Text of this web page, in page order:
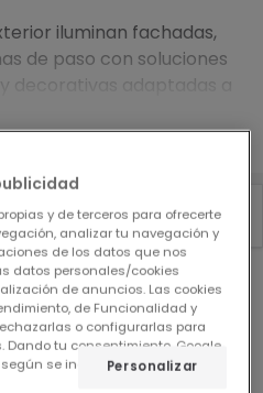
iluminan fachadas,
de paso con soluciones
decorativas adaptadas a
Top ventas
deApliques LED de
y de terceros para ofrecerte
analizar tu navegación y
de los datos que nos
datos personales/cookies
de anuncios. Las cookies
de Funcionalidad y
o configurarlas para
tu consentimiento, Google
se indica en su sitio de
Personalizar